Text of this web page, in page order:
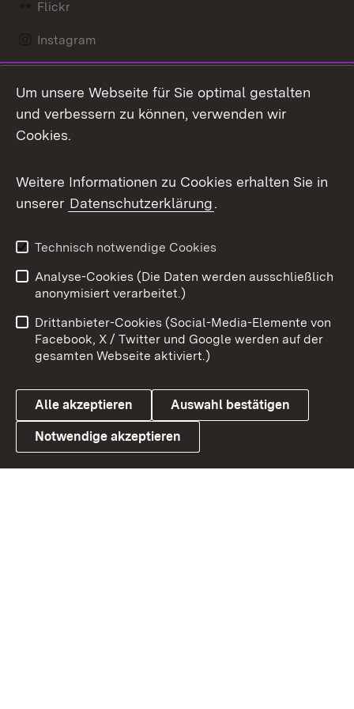
Flickr
Instagram
Mastodon
Messenger
Social Wall
X / Twitter
Youtube
Link zum Landesportal
Benutzungshinweise
Barrierefreiheit
Datenschutz
Cookies
Um unsere Webseite für Sie optimal gestalten
und verbessern zu können, verwenden wir
Cookies.
Weitere Informationen zu Cookies erhalten Sie in
unserer Datenschutzerklärung.
Technisch notwendige Cookies
Analyse-Cookies (Die Daten werden ausschließlich
anonymisiert verarbeitet.)
Drittanbieter-Cookies (Social-Media-Elemente von
Facebook, X / Twitter und Google werden auf der
gesamten Webseite aktiviert.)
Alle akzeptieren Auswahl bestätigen
Notwendige akzeptieren